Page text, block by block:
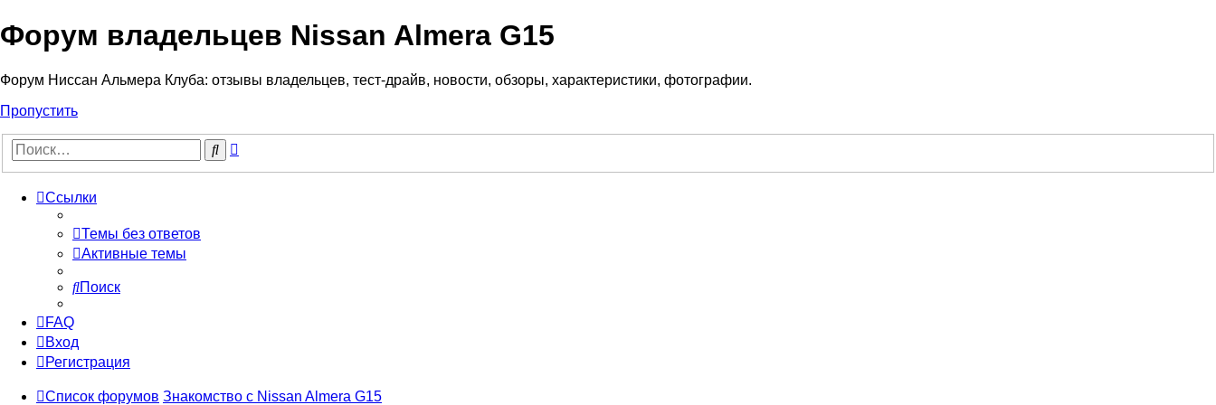
Форум владельцев Nissan Almera G15
Форум Ниссан Альмера Клуба: отзывы владельцев, тест-драйв, новости, обзоры, характеристики, фотографии.
Пропустить
Поиск
Ссылки
Темы без ответов
Активные темы
Поиск
FAQ
Вход
Регистрация
Список форумов Знакомство с Nissan Almera G15